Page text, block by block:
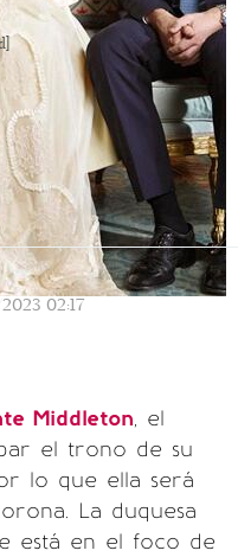
02:17
Middleton, el
el trono de su
lo que ella será
La duquesa
está en el foco de